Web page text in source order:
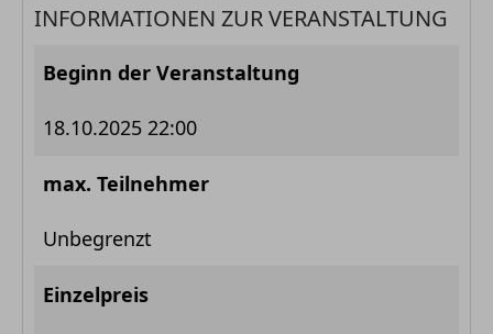
INFORMATIONEN ZUR VERANSTALTUNG
Beginn der Veranstaltung
18.10.2025 22:00
max. Teilnehmer
Unbegrenzt
Einzelpreis